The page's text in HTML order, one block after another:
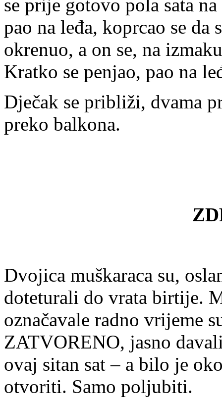
se prije gotovo pola sata
pao na leđa, koprcao se
okrenuo, a on se, na
Kratko se penjao, pao na
Dječak se približi, dvama
preko balkona.
Dvojica muškaraca su,
doteturali do vrata birtije.
označavale radno vrijeme
ZATVORENO, jasno
ovaj sitan sat – a bilo je
otvoriti. Samo poljubiti.